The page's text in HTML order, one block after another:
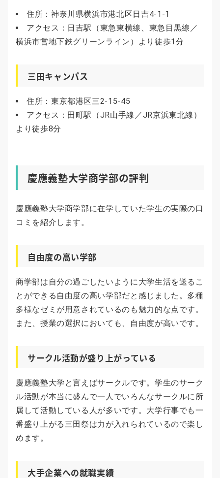
住所：神奈川県横浜市港北区日吉4-1-1
アクセス：日吉駅（東急東横線、東急目黒線／
横浜市営地下鉄グリーンライン）より徒歩1分
三田キャンパス
住所：東京都港区三2-15-45
アクセス：田町駅（JR山手線／JR京浜東北線）
より徒歩8分
慶應義塾大学商学部の評判
慶應義塾大学商学部に在学していた学生の実際の口
コミを紹介します。
自由度の高い学部
商学部は自分の過ごしたいように大学生活を送るこ
とができる自由度の高い学部だと感じました。多種
多様なゼミが用意されているのも魅力的な点です。
また、授業の選択においても、自由度が高いです。
サークル活動が盛り上がっている
慶應義塾大学と言えばサークルです。学生のサーク
ル活動が本当に盛んで一人でいろんなサークルに所
属して活動している人が多いです。大学行事でも一
番盛り上がる三田祭は力が入れられているので楽し
めます。
大手企業への就職実績